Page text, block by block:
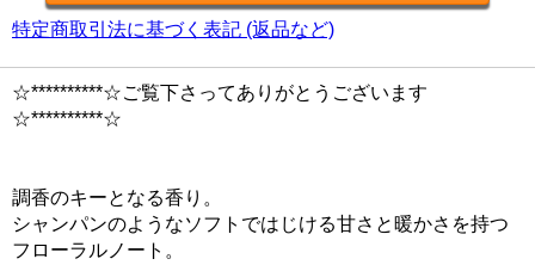
特定商取引法に基づく表記 (返品など)
☆**********☆ご覧下さってありがとうございます
☆**********☆
調香のキーとなる香り。
シャンパンのようなソフトではじける甘さと暖かさを持つ
フローラルノート。